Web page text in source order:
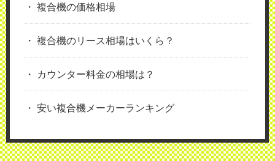
複合機の価格相場
複合機のリース相場はいくら？
カウンター料金の相場は？
安い複合機メーカーランキング